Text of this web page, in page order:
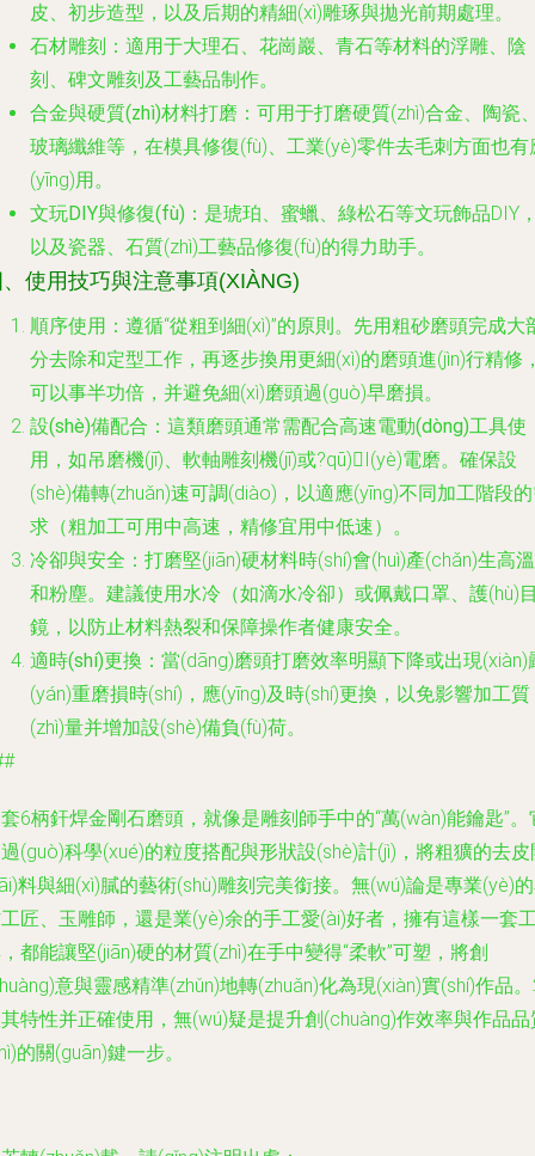
皮、初步造型，以及后期的精細(xì)雕琢與拋光前期處理。
石材雕刻 ：適用于大理石、花崗巖、青石等材料的浮雕、陰
刻、碑文雕刻及工藝品制作。
合金與硬質(zhì)材料打磨 ：可用于打磨硬質(zhì)合金、陶瓷
玻璃纖維等，在模具修復(fù)、工業(yè)零件去毛刺方面也有
(yīng)用。
文玩DIY與修復(fù) ：是琥珀、蜜蠟、綠松石等文玩飾品DIY
以及瓷器、石質(zhì)工藝品修復(fù)的得力助手。
使用技巧與注意事項(XIÀNG)
順序使用 ：遵循“從粗到細(xì)”的原則。先用粗砂磨頭完成大
分去除和定型工作，再逐步換用更細(xì)的磨頭進(jìn)行精修
可以事半功倍，并避免細(xì)磨頭過(guò)早磨損。
設(shè)備配合 ：這類磨頭通常需配合高速電動(dòng)工具使
用，如吊磨機(jī)、軟軸雕刻機(jī)或?qū)I(yè)電磨。確保設
(shè)備轉(zhuǎn)速可調(diào)，以適應(yīng)不同加工階段
求（粗加工可用中高速，精修宜用中低速）。
冷卻與安全 ：打磨堅(jiān)硬材料時(shí)會(huì)產(chǎn)生高溫
和粉塵。建議使用水冷 （如滴水冷卻）或佩戴口罩、護(hù)
鏡，以防止材料熱裂和保障操作者健康安全。
適時(shí)更換 ：當(dāng)磨頭打磨效率明顯下降或出現(xiàn)
(yán)重磨損時(shí)，應(yīng)及時(shí)更換，以免影響加工質
(zhì)量并增加設(shè)備負(fù)荷。
6柄釬焊金剛石磨頭，就像是雕刻師手中的“萬(wàn)能鑰匙”。
(guò)科學(xué)的粒度搭配與形狀設(shè)計(jì)，將粗獷的去皮
料與細(xì)膩的藝術(shù)雕刻完美銜接。無(wú)論是專業(yè)
匠、玉雕師，還是業(yè)余的手工愛(ài)好者，擁有這樣一套
都能讓堅(jiān)硬的材質(zhì)在手中變得“柔軟”可塑，將創
意與靈感精準(zhǔn)地轉(zhuǎn)化為現(xiàn)實(shí)作品
特性并正確使用，無(wú)疑是提升創(chuàng)作效率與作品品
的關(guān)鍵一步。